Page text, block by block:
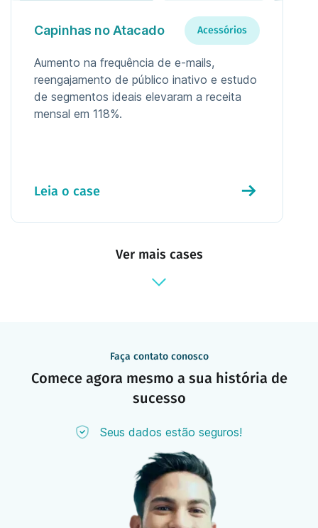
Capinhas no Atacado Acessórios
Aumento na frequência de e-mails,
reengajamento de público inativo e estudo
de segmentos ideais elevaram a receita
mensal em 118%.
Leia o case
Ver mais cases
Faça contato conosco
Comece agora mesmo a sua história de
sucesso
Seus dados estão seguros!